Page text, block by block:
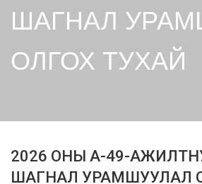
ШАГНАЛ
ОЛГОХ ТУХАЙ
2026 ОНЫ А-49-
ШАГНАЛ УРАМШУУЛАЛ